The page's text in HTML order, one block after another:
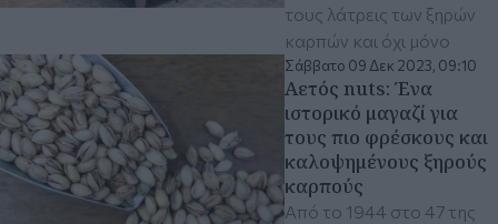
τους λάτρεις των ξηρών
καρπών και όχι μόνο
Σάββατο 09 Δεκ 2023, 09:10
Αετός nuts: Ένα
ιστορικό μαγαζί για
τους πιο φρέσκους και
καλοψημένους ξηρούς
καρπούς
Από το 1944 στο 47 της